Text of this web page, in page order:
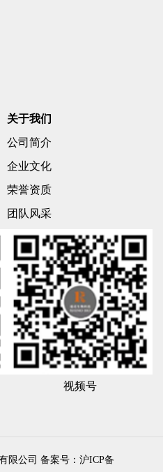
关于我们
公司简介
企业文化
荣誉资质
团队风采
视频号
限公司 备案号：沪ICP备